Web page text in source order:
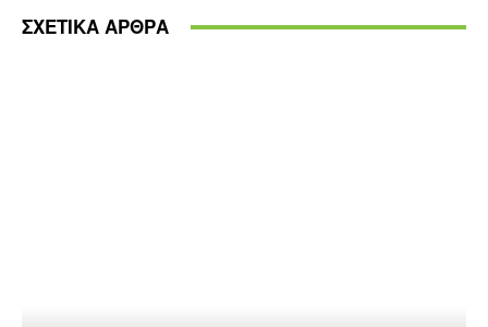
ΣΧΕΤΙΚΑ ΑΡΘΡΑ